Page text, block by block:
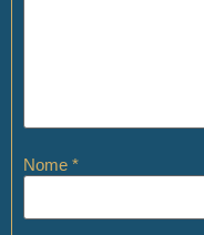
Nome *